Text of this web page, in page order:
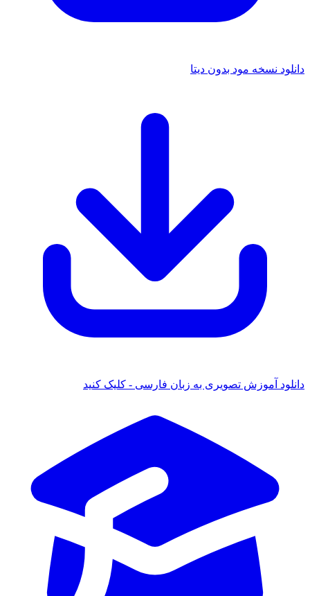
نسخه مود بدون دیتا
آموزش تصویری به زبان فارسی - کلیک کنید